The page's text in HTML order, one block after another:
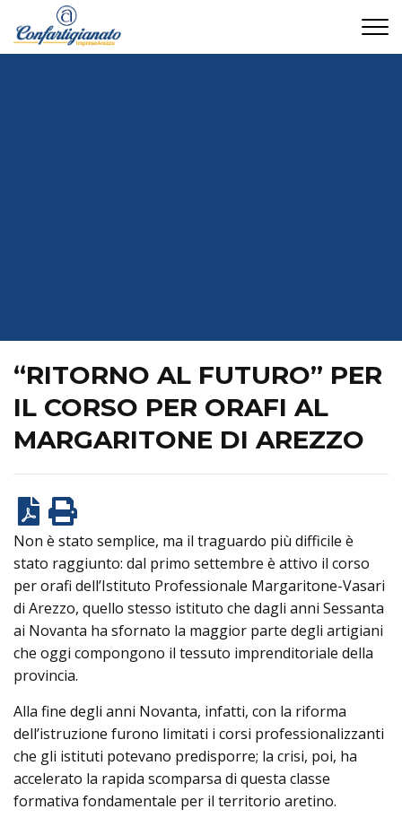
“RITORNO AL FUTURO” PER
IL CORSO PER ORAFI AL
MARGARITONE DI AREZZO
Non è stato semplice, ma il traguardo più difficile è
stato raggiunto: dal primo settembre è attivo il corso
per orafi dell’Istituto Professionale Margaritone-Vasari
di Arezzo, quello stesso istituto che dagli anni Sessanta
ai Novanta ha sfornato la maggior parte degli artigiani
che oggi compongono il tessuto imprenditoriale della
provincia.
Alla fine degli anni Novanta, infatti, con la riforma
dell’istruzione furono limitati i corsi professionalizzanti
che gli istituti potevano predisporre; la crisi, poi, ha
accelerato la rapida scomparsa di questa classe
formativa fondamentale per il territorio aretino.